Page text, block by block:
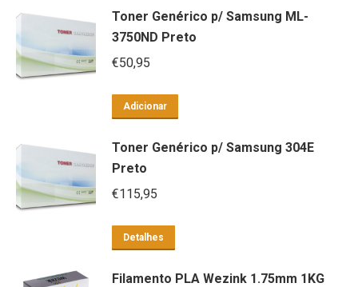
Toner Genérico p/ Samsung ML-
3750ND Preto
€50,95
Adicionar
Toner Genérico p/ Samsung 304E
Preto
€115,95
Detalhes
Filamento PLA Wezink 1.75mm 1KG